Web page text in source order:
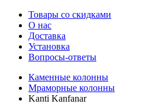
Товары со скидками
О нас
Доставка
Установка
Вопросы-ответы
Каменные колонны
Мраморные колонны
Kanti Kanfanar